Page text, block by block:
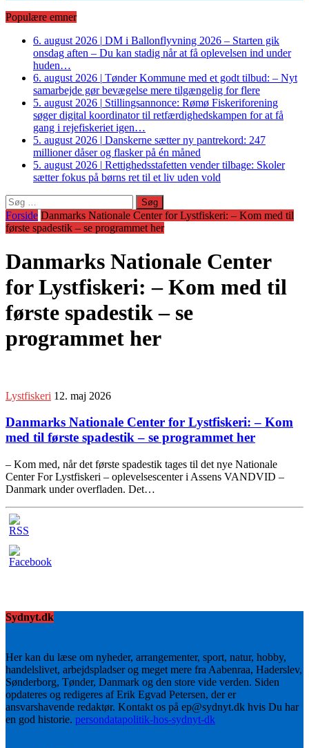
Populære emner
6. august 2026 | DM i Ballonflyvning 2026 – Starten gik
onsdag aften – Du kan stadig når at få oplevelsen ind under
huden…
6. august 2026 | Tønder Kommune med et godt tilbud: – Nyt
samarbejde gør bevægelse mere tilgængelig for flere
5. august 2026 | Stillingsannonce: Rømø Fiskeriforening
søger digital koordinator til retfærdighedskampen for at få
gang i rejefiskeriet igen…
5. august 2026 | Danskerne sætter ny pantrekord: 247
millioner dåser og flasker på én måned
5. august 2026 | Rettighedsstafetten vender tilbage: Skoler
sætter fokus på børns ret til et liv uden vold
Søg
efter:
Forside Danmarks Nationale Center for Lystfiskeri: – Kom med til
første spadestik – se programmet her
Danmarks Nationale Center
for Lystfiskeri: – Kom med til
første spadestik – se
programmet her
Lystfiskeri 12. maj 2026
Danmarks Nationale Center for Lystfiskeri: – Kom
med til første spadestik – se programmet her
– Kom med, når det første spadestik tages til det nye Nationale
Center For Lystfiskeri – oplevelsescenter i Assens VANDVID –
Danmark under overfladen. Det…
Sydnyt.dk
Her kan du læse om nyheder, arrangementer, sport, natur, hobby,
handelslivet, arbejdspladser og meget mere fra Aabenraa, Haderslev,
Sønderborg, Tønder, Danmark og den store vide verden. Siden
opdateres og redigeres af Erik Egvad Petersen, der er
ansvarshavende redaktør. Kontakt os på ep@sydnyt.dk hvis Du har
en god historie. persondatapolitik-hos-sydnyt-dk